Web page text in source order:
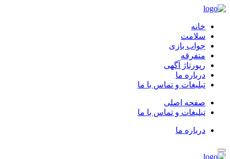
خانه
سلامت
جواب بازی
متفرقه
رپورتاژ آگهی
درباره ما
تبلیغات و تماس با ما
صفحه اصلی
تبلیغات و تماس با ما
درباره ما